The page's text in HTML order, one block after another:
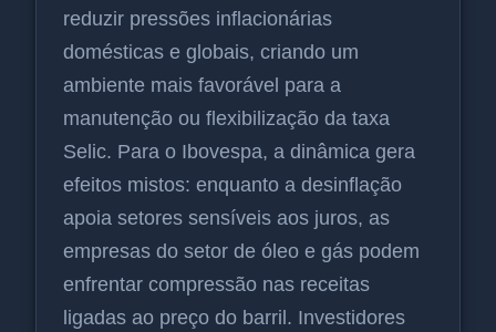
reduzir pressões inflacionárias
domésticas e globais, criando um
ambiente mais favorável para a
manutenção ou flexibilização da taxa
Selic. Para o Ibovespa, a dinâmica gera
efeitos mistos: enquanto a desinflação
apoia setores sensíveis aos juros, as
empresas do setor de óleo e gás podem
enfrentar compressão nas receitas
ligadas ao preço do barril. Investidores